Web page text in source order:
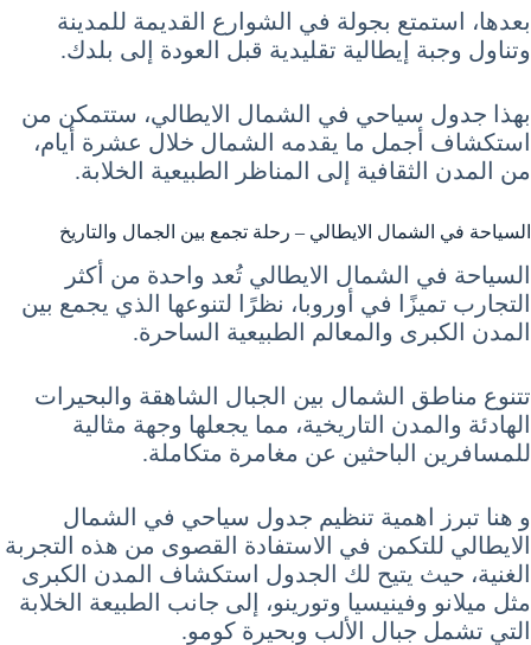
بعدها، استمتع بجولة في الشوارع القديمة للمدينة
وتناول وجبة إيطالية تقليدية قبل العودة إلى بلدك.
بهذا جدول سياحي في الشمال الايطالي، ستتمكن من
استكشاف أجمل ما يقدمه الشمال خلال عشرة أيام،
من المدن الثقافية إلى المناظر الطبيعية الخلابة.
السياحة في الشمال الايطالي – رحلة تجمع بين الجمال والتاريخ
السياحة في الشمال الايطالي تُعد واحدة من أكثر
التجارب تميزًا في أوروبا، نظرًا لتنوعها الذي يجمع بين
المدن الكبرى والمعالم الطبيعية الساحرة.
تتنوع مناطق الشمال بين الجبال الشاهقة والبحيرات
الهادئة والمدن التاريخية، مما يجعلها وجهة مثالية
للمسافرين الباحثين عن مغامرة متكاملة.
و هنا تبرز اهمية تنظيم جدول سياحي في الشمال
الايطالي للتكمن في الاستفادة القصوى من هذه التجربة
الغنية، حيث يتيح لك الجدول استكشاف المدن الكبرى
مثل ميلانو وفينيسيا وتورينو، إلى جانب الطبيعة الخلابة
التي تشمل جبال الألب وبحيرة كومو.